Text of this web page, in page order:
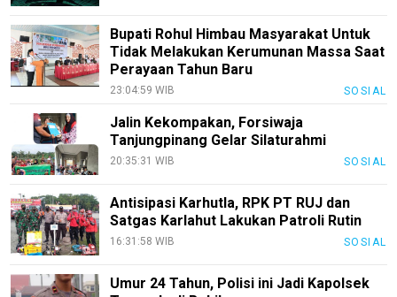
Bupati Rohul Himbau Masyarakat Untuk
Tidak Melakukan Kerumunan Massa Saat
Perayaan Tahun Baru
23:04:59 WIB SOSIAL
Jalin Kekompakan, Forsiwaja
Tanjungpinang Gelar Silaturahmi
20:35:31 WIB SOSIAL
Antisipasi Karhutla, RPK PT RUJ dan
Satgas Karlahut Lakukan Patroli Rutin
16:31:58 WIB SOSIAL
Umur 24 Tahun, Polisi ini Jadi Kapolsek